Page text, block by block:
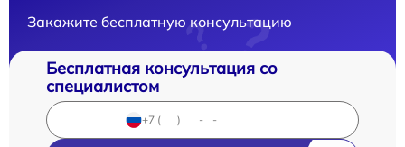
Закажите бесплатную консультацию
Бесплатная консультация со
специалистом